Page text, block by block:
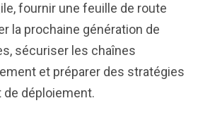
fournir une feuille de route
la prochaine génération de
sécuriser les chaînes
et préparer des stratégies
déploiement.